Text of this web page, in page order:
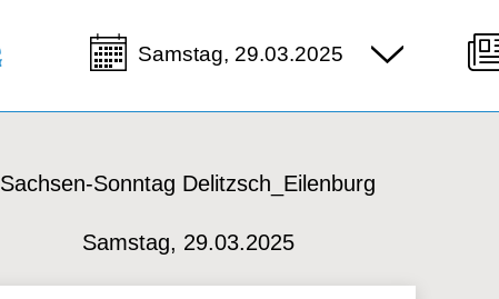
Samstag, 29.03.2025
Sachsen-Sonntag Delitzsch_Eilenburg
Samstag, 29.03.2025